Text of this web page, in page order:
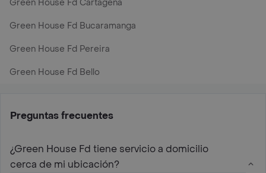
Green House Fd Cartagena
Green House Fd Bucaramanga
Green House Fd Pereira
Green House Fd Bello
Preguntas frecuentes
¿Green House Fd tiene servicio a domicilio
cerca de mi ubicación?